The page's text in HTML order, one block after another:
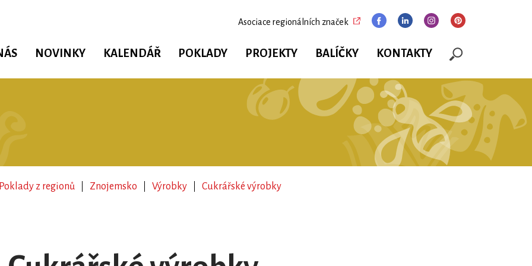
Asociace regionálních značek
NOVINKY KALENDÁŘ POKLADY PROJEKTY BALÍČKY KONTAKTY
z regionů Znojemsko Výrobky Cukrářské výrobky